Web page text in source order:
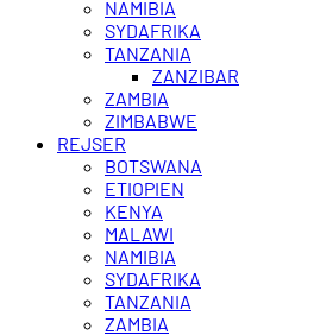
NAMIBIA
SYDAFRIKA
TANZANIA
ZANZIBAR
ZAMBIA
ZIMBABWE
REJSER
BOTSWANA
ETIOPIEN
KENYA
MALAWI
NAMIBIA
SYDAFRIKA
TANZANIA
ZAMBIA